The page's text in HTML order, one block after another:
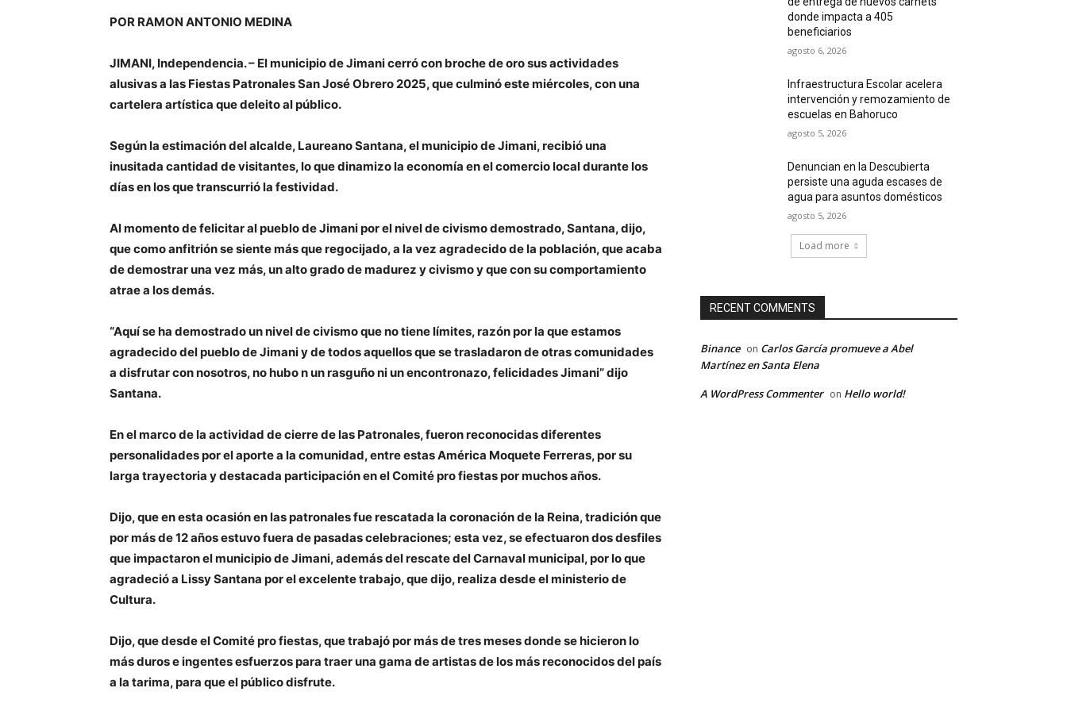
POR RAMON ANTONIO MEDINA
JIMANI, Independencia. – El municipio de Jimani cerró con broche de oro sus actividades
alusivas a las Fiestas Patronales San José Obrero 2025, que culminó este miércoles, con una
cartelera artística que deleito al público.
Según la estimación del alcalde, Laureano Santana, el municipio de Jimani, recibió una
inusitada cantidad de visitantes, lo que dinamizo la economía en el comercio local durante los
días en los que transcurrió la festividad.
Al momento de felicitar al pueblo de Jimani por el nivel de civismo demostrado, Santana, dijo,
que como anfitrión se siente más que regocijado, a la vez agradecido de la población, que acaba
de demostrar una vez más, un alto grado de madurez y civismo y que con su comportamiento
atrae a los demás.
“Aquí se ha demostrado un nivel de civismo que no tiene límites, razón por la que estamos
agradecido del pueblo de Jimani y de todos aquellos que se trasladaron de otras comunidades
a disfrutar con nosotros, no hubo n un rasguño ni un encontronazo, felicidades Jimani” dijo
Santana.
En el marco de la actividad de cierre de las Patronales, fueron reconocidas diferentes
personalidades por el aporte a la comunidad, entre estas América Moquete Ferreras, por su
larga trayectoria y destacada participación en el Comité pro fiestas por muchos años.
Dijo, que en esta ocasión en las patronales fue rescatada la coronación de la Reina, tradición que
por más de 12 años estuvo fuera de pasadas celebraciones; esta vez, se efectuaron dos desfiles
que impactaron el municipio de Jimani, además del rescate del Carnaval municipal, por lo que
agradeció a Lissy Santana por el excelente trabajo, que dijo, realiza desde el ministerio de
Cultura.
Dijo, que desde el Comité pro fiestas, que trabajó por más de tres meses donde se hicieron lo
más duros e ingentes esfuerzos para traer una gama de artistas de los más reconocidos del país
a la tarima, para que el público disfrute.
donde impacta a 405
beneficiarios
agosto 6, 2026
Infraestructura Escolar acelera
intervención y remozamiento de
escuelas en Bahoruco
agosto 5, 2026
Denuncian en la Descubierta
persiste una aguda escases de
agua para asuntos domésticos
agosto 5, 2026
Load more
RECENT COMMENTS
Binance on Carlos García promueve a Abel
Martínez en Santa Elena
A WordPress Commenter on Hello world!